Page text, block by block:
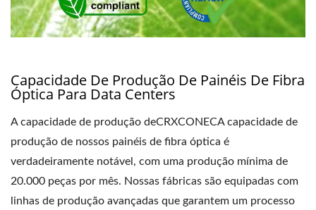
Capacidade De Produção De Painéis De Fibra
Óptica Para Data Centers
A capacidade de produção deCRXCONECA capacidade de
produção de nossos painéis de fibra óptica é
verdadeiramente notável, com uma produção mínima de
20.000 peças por mês. Nossas fábricas são equipadas com
linhas de produção avançadas que garantem um processo